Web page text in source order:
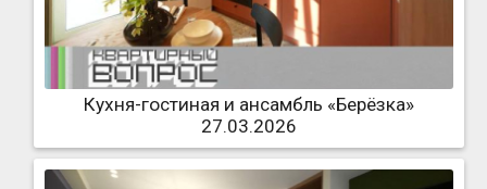
Кухня-гостиная и ансамбль «Берёзка»
27.03.2026